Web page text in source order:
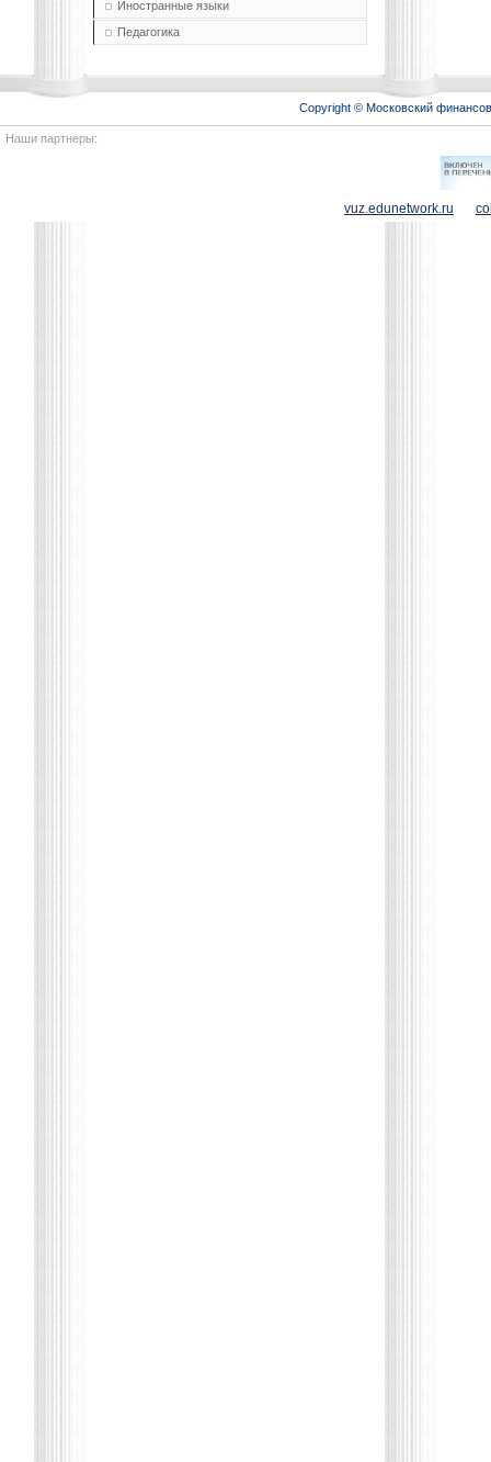
Иностранные языки
Педагогика
Copyright © Московский
Наши партнеры:
vuz.edunetwork.ru